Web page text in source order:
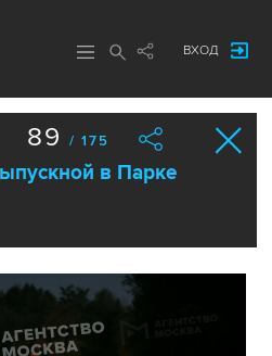
ВХОД
в Парке
89 / 175